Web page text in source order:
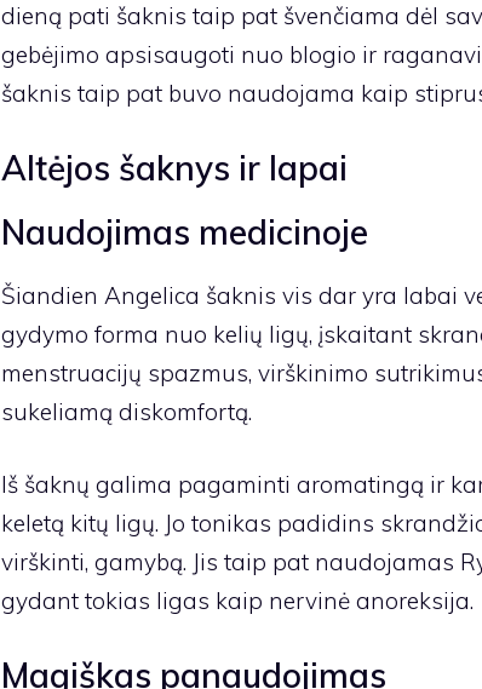
dieną pati šaknis taip pat švenčiama dėl
gebėjimo apsisaugoti nuo blogio ir
šaknis taip pat buvo naudojama kaip
Altėjos šaknys ir lapai
Naudojimas medicinoje
Šiandien Angelica šaknis vis dar yra labai
gydymo forma nuo kelių ligų, įskaitant
menstruacijų spazmus, virškinimo
sukeliamą diskomfortą.
Iš šaknų galima pagaminti aromatingą ir
keletą kitų ligų. Jo tonikas padidins
virškinti, gamybą. Jis taip pat naudojamas
gydant tokias ligas kaip nervinė anoreksija.
Magiškas panaudojimas